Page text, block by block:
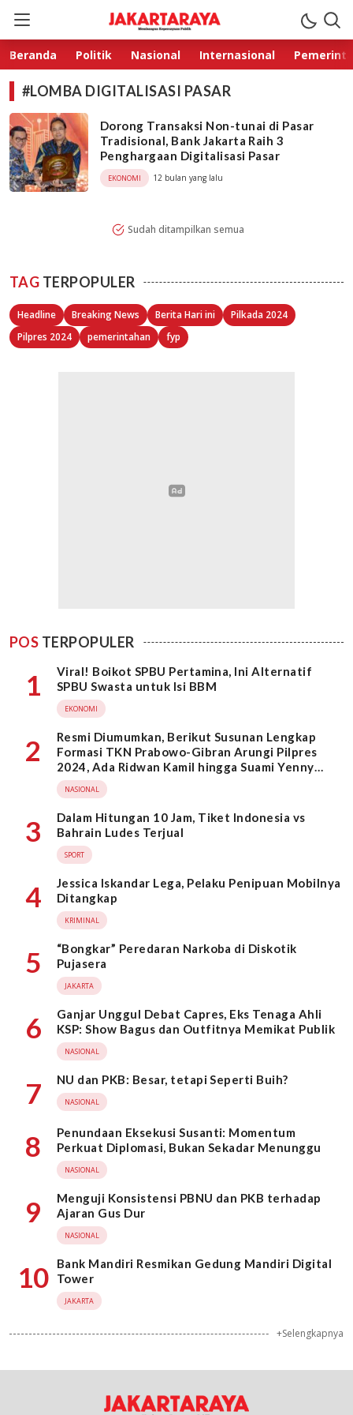
Jakarta Raya
Membangun Kepercayaan Publik
Beranda Politik Nasional Internasional
#LOMBA DIGITALISASI PASAR
Dorong Transaksi Non-tunai di Pasar
Tradisional, Bank Jakarta Raih 3
Penghargaan Digitalisasi Pasar
EKONOMI 12 bulan yang lalu
Sudah ditampilkan semua
TAG TERPOPULER
Headline Breaking News Berita Hari ini
Pilkada 2024
Pilpres 2024
pemerintahan fyp
POS TERPOPULER
1
Viral! Boikot SPBU Pertamina, Ini Alternatif
SPBU Swasta untuk Isi BBM
EKONOMI
2
Resmi Diumumkan, Berikut Susunan Lengkap
Formasi TKN Prabowo-Gibran Arungi Pilpres
2024, Ada Ridwan Kamil hingga Suami Yenny
Wahid
NASIONAL
3
Dalam Hitungan 10 Jam, Tiket Indonesia vs
Bahrain Ludes Terjual
SPORT
4
Jessica Iskandar Lega, Pelaku Penipuan Mobilnya
Ditangkap
KRIMINAL
5
“Bongkar” Peredaran Narkoba di Diskotik
Pujasera
JAKARTA
6
Ganjar Unggul Debat Capres, Eks Tenaga Ahli
KSP: Show Bagus dan Outfitnya Memikat Publik
NASIONAL
7 NU dan PKB: Besar, tetapi Seperti Buih?
NASIONAL
8
Penundaan Eksekusi Susanti: Momentum
Perkuat Diplomasi, Bukan Sekadar Menunggu
NASIONAL
9
Menguji Konsistensi PBNU dan PKB terhadap
Ajaran Gus Dur
NASIONAL
10
Bank Mandiri Resmikan Gedung Mandiri Digital
Tower
JAKARTA
+Selengkapnya